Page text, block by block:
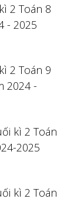
2 Toán 8
- 2025
2 Toán 9
2024 -
kì 2 Toán
2025
kì 2 Toán